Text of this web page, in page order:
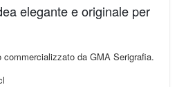
elegante e originale per
commercializzato da GMA Serigrafia.